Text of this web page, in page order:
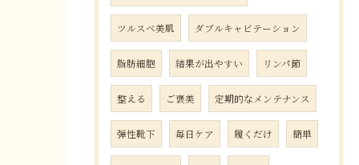
ツルスベ美肌 ダブルキャビテーション
脂肪細胞 結果が出やすい リンパ節
整える ご褒美 定期的なメンテナンス
弾性靴下 毎日ケア 履くだけ 簡単